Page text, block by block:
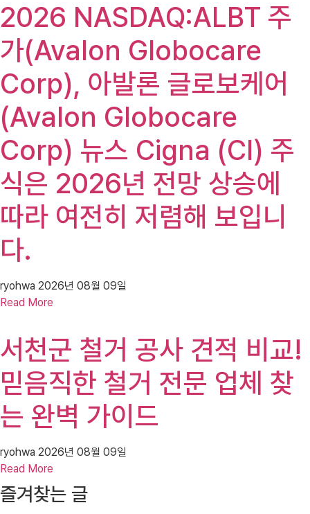
2026 NASDAQ:ALBT 주
가(Avalon Globocare
Corp), 아발론 글로보케어
(Avalon Globocare
Corp) 뉴스 Cigna (CI) 주
식은 2026년 전망 상승에
따라 여전히 저렴해 보입니
다.
ryohwa 2026년 08월 09일
Read More
서천군 철거 공사 견적 비교!
믿음직한 철거 전문 업체 찾
는 완벽 가이드
ryohwa 2026년 08월 09일
Read More
즐겨찾는 글